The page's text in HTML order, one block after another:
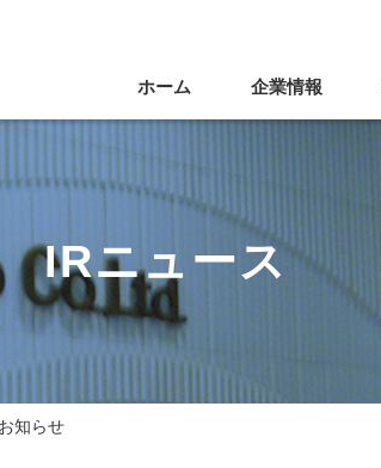
ホーム 企業情報
IRニュース
知らせ